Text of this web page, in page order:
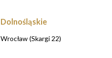
Dolnośląskie
Wrocław (Skargi 22)